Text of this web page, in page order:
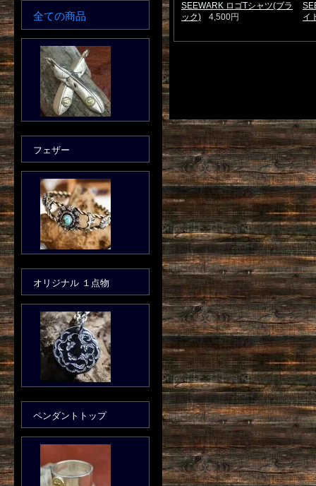
SEEWARK ロゴTシャツ(ブラ
ック)
4,500円
イ
全ての商品
フェザー
オリジナル １点物
ペンダントトップ